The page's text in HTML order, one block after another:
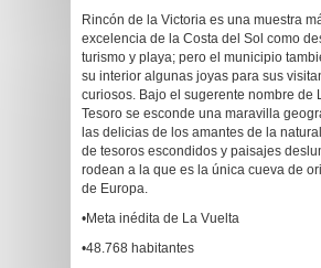
Rincón de la Victoria es una muestra
excelencia de la Costa del Sol como
turismo y playa; pero el municipio
su interior algunas joyas para sus
curiosos. Bajo el sugerente nombre de
Tesoro se esconde una maravilla
las delicias de los amantes de la
de tesoros escondidos y paisajes
rodean a la que es la única cueva de
de Europa.
•Meta inédita de La Vuelta
•48.768 habitantes